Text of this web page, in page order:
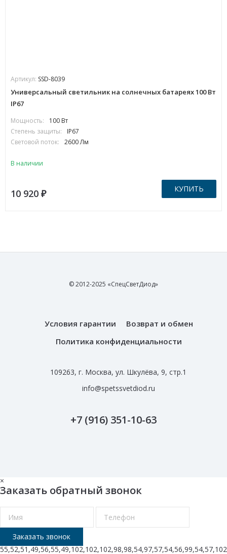
Артикул: SSD-8039
Универсальный светильник на солнечных батареях 100 Вт
IP67
Мощность:
100 Вт
Степень защиты:
IP67
Световой поток:
2600 Лм
В наличии
10 920 ₽ КУПИТЬ
© 2012-2025 «СпецСветДиод»
Условия гарантии
Возврат и обмен
Политика конфиденциальности
109263, г. Москва, ул. Шкулёва, 9, стр.1
info@spetssvetdiod.ru
+7 (916) 351-10-63
×
Заказать обратный звонок